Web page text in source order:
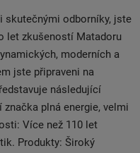
skutečnými odborníky, jste
let zkušeností Matadoru
moderních a
jste připraveni na
následující
plná energie, velmi
Více než 110 let
Produkty: Široký